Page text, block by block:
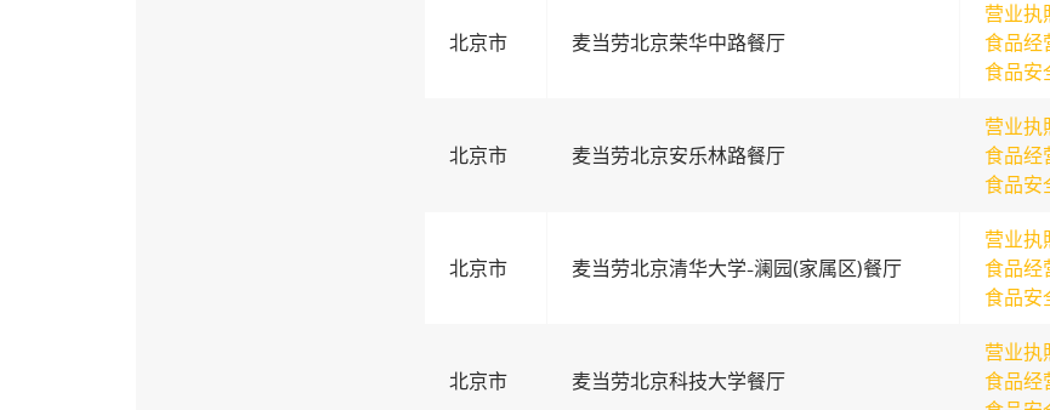
北京市 麦当劳北京荣华中路餐厅
营业执
食品经
食品安
北京市 麦当劳北京安乐林路餐厅
营业执
食品经
食品安
北京市 麦当劳北京清华大学-澜园(家属区)餐厅
营业执
食品经
食品安
北京市 麦当劳北京科技大学餐厅
营业执
食品经